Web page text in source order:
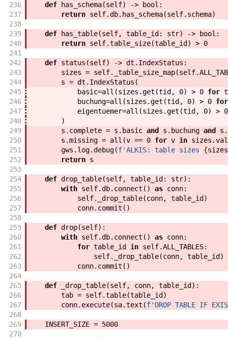
236
def has_schema(self) -> bool :
237
return self.db. has_schema(self. schema)
238
239
def has_table(self, table_id : str) -> bool :
240
return self.table_size(table_id ) > 0
241
242
def status (self) -> dt . IndexStatus :
243
sizes = self. _table_size_map(self.
244
s = dt . IndexStatus (
245
basic=all (sizes .get (tid , 0) > 0 for
246
buchung=all (sizes .get (tid , 0) > 0 for
247
eigentuemer=all (sizes .get (tid , 0) > 0
248
)
249
s . complete = s . basic and s . buchung and s .
250
s .missing = all (v == 0 for v in sizes .
251
gws . log.debug(f'ALKIS: table sizes {sizes
252
return s
253
254
def drop_table(self, table_id : str) :
255
with self.db. connect ( ) as conn:
256
self. _drop_table(conn, table_id )
257
conn. commit ( )
258
259
def drop(self) :
260
with self.db. connect ( ) as conn:
261
for table_id in self.ALL_TABLES:
262
self. _drop_table(conn, table_id )
263
conn. commit ( )
264
265
def _drop_table(self, conn, table_id ) :
266
tab = self.table(table_id )
267
conn. execute(sa.text (f' DROP TABLE IF
268
269
INSERT_SIZE = 5000
270